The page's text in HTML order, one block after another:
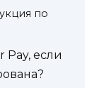
по
Pay, если